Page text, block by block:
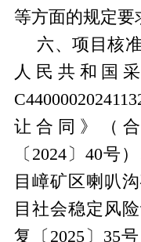
等方面的规定要
六、项目核准
人民共和国
让合同》（
〔 2024〕 40号
目嶂矿区喇叭
目社会稳定风
复〔 2025〕 35